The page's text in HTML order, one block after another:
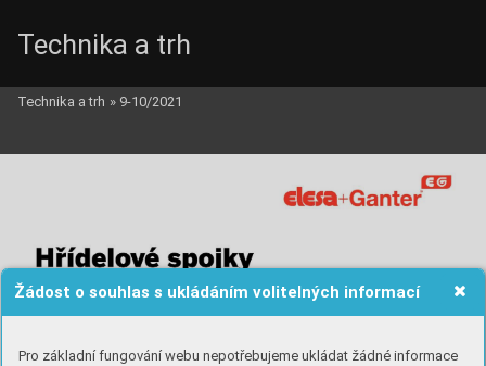
Žádost o souhlas s ukládáním volitelných informací
Pro základní fungování webu nepotřebujeme ukládat žádné informace
Technika a trh
Technika a trh » 9-10/2021